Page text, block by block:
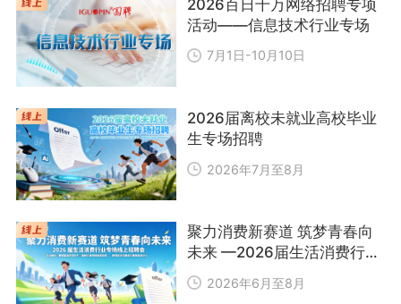
2026百日千万网络招聘专项
活动——信息技术行业专场
7月1日-10月10日
2026届离校未就业高校毕业
生专场招聘
2026年7月至8月
聚力消费新赛道 筑梦青春向
未来 —2026届生活消费行业
专场线上招聘会
2026年6月至8月